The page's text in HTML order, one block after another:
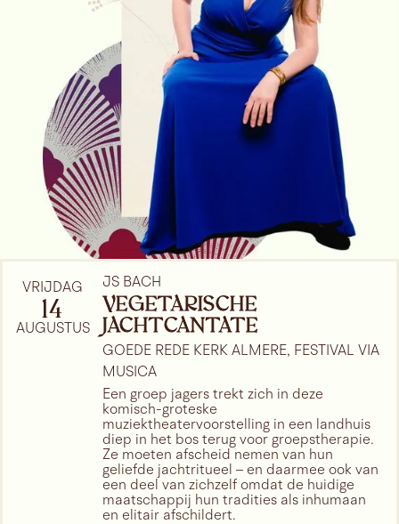
Havinga, was dit gevoel sterk. Deze muziek van
Hendrik Andriessen en Henk Badings is onbekend,
maar ontzettend mooi en indringend. Dit werk
verdient absoluut meer aandacht.
Meer dan klassiek
Al op het conservatorium vond ik het inspirerend en
verruimend om ook naar jamsessies van de
jazzafdeling te gaan. Later werkte ik veel samen met
musici uit de jazz en improvisatie. Ik leerde veel van
hen: het maakte de ruimte in mijn hoofd groter.
Muziek is nu minder in beton gegoten. Volgens mij is
die kruisbestuiving voor iedereen goed in de klassiek
en de jazz. Er valt veel van elkaar te leren. Zoals
jazzlegende Duke Ellington opmerkte: "Er zijn maar
twee soorten muziek, goede en slechte."
VRIJDAG
14
AUGUSTUS
JS BACH
VEGETARISCHE
JACHTCANTATE
GOEDE REDE KERK ALMERE, FESTIVAL VIA
MUSICA
Een groep jagers trekt zich in deze
komisch-groteske
muziektheatervoorstelling in een landhuis
diep in het bos terug voor groepstherapie.
Ze moeten afscheid nemen van hun
geliefde jachtritueel – en daarmee ook van
een deel van zichzelf omdat de huidige
maatschappij hun tradities als inhumaan
en elitair afschildert.